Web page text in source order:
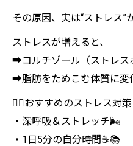
その原因、実は“ストレス”
ストレスが増えると、
➡️コルチゾール（ストレス
➡️脂肪をためこむ体質に変
🧘‍♀️おすすめのストレス対策
・深呼吸＆ストレッチ🌬️
・1日5分の自分時間☕📚